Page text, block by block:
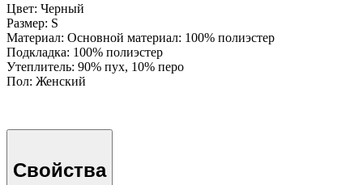
Цвет: Черный
Размер: S
Материал: Основной материал: 100% полиэстер
Подкладка: 100% полиэстер
Утеплитель: 90% пух, 10% перо
Пол: Женский
Свойства